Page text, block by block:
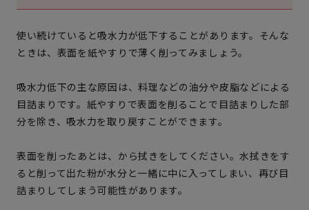
使い続けていると吸水力が低下することがあります。そんな
ときは、表面を紙やすりで薄く削ってみましょう。
吸水力低下の主な原因は、料理などの油分や皮脂などによる
目詰まりです。紙やすりで表面を削ることで目詰まりした部
分を除き、吸水力を取り戻すことができます。
表面を削ったあとは、から拭きをしてください。水拭きをす
ると削って出た粉が水分と一緒に中に入ってしまい、再び目
詰まりしてしまう可能性があります。